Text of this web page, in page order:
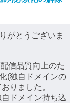
がとうございま
信品質向上のた
(独自ドメインの
りました。
ドメイン持ち込